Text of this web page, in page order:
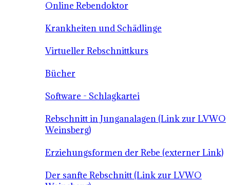
Online Rebendoktor
Krankheiten und Schädlinge
Virtueller Rebschnittkurs
Bücher
Software - Schlagkartei
Rebschnitt in Junganalagen (Link zur LVWO
Weinsberg)
Erziehungsformen der Rebe (externer Link)
Der sanfte Rebschnitt (Link zur LVWO